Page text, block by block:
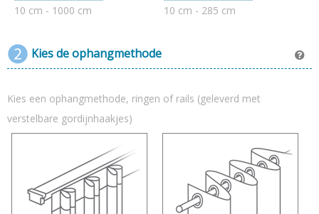
10 cm - 1000 cm 10 cm - 285 cm
Kies de ophangmethode
Kies een ophangmethode, ringen of rails (geleverd met
verstelbare gordijnhaakjes)